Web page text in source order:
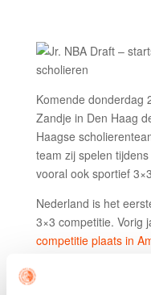
Komende donderdag
Zandje in Den Haag
Haagse
team zij spelen
vooral ook sportief
Nederland is het
3×3 competitie. Vorig
competitie plaats in